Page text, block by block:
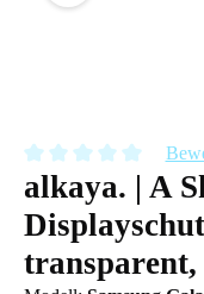
Durchschnittliche
alkaya. | A
transparent,